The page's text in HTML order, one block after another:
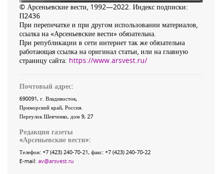
© Арсеньевские вести, 1992—2022. Индекс подписки:
П2436
При перепечатке и при другом использовании материалов,
ссылка на «Арсеньевские вести» обязательна.
При републикации в сети интернет так же обязательна
работающая ссылка на оригинал статьи, или на главную
страницу сайта: https://www.arsvest.ru/
Почтовый адрес:
690091, г. Владивосток,
Приморский край, Россия
Переулок Шевченко, дом 9, 27
Редакция газеты
«Арсеньевские вести»:
Телефон: +7 (423) 240-70-21, факс: +7 (423) 240-70-22
E-mail: av@arsvest.ru